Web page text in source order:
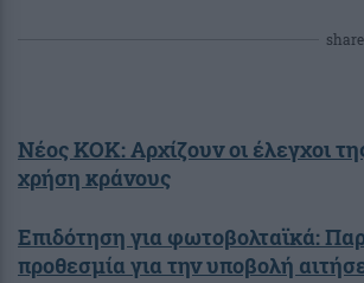
share
Νέος ΚΟΚ: Αρχίζουν οι έλεγχοι
χρήση κράνους
Επιδότηση για φωτοβολταϊκά:
προθεσμία για την υποβολή